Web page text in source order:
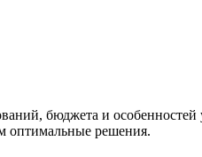
бюджета и особенностей
оптимальные решения.